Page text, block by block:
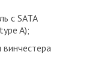
с SATA
A);